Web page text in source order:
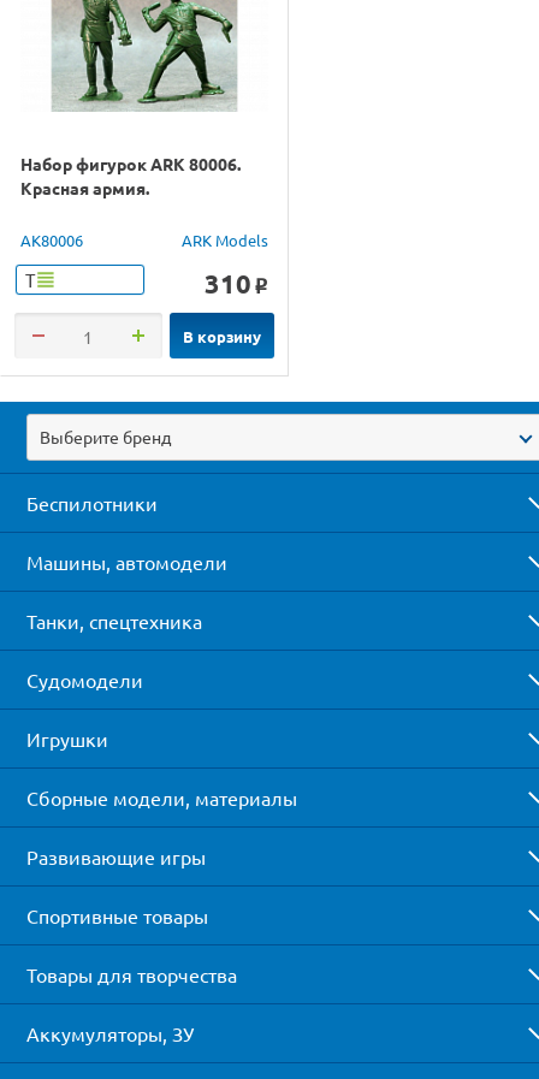
Набор фигурок ARK 80006.
Красная армия.
AK80006 ARK Models
Т 310 o
В корзину
Выберите бренд
Беспилотники
Машины, автомодели
Танки, спецтехника
Судомодели
Игрушки
Сборные модели, материалы
Развивающие игры
Спортивные товары
Товары для творчества
Аккумуляторы, ЗУ